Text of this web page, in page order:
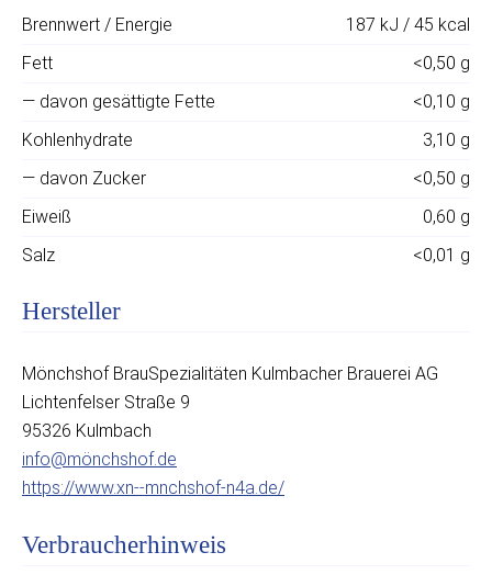
Brennwert / Energie
187 kJ / 45 kcal
Fett
<0,50 g
— davon gesättigte Fette
<0,10 g
Kohlenhydrate
3,10 g
— davon Zucker
<0,50 g
Eiweiß
0,60 g
Salz
<0,01 g
Hersteller
Mönchshof BrauSpezialitäten Kulmbacher Brauerei AG
Lichtenfelser Straße 9
95326 Kulmbach
info@mönchshof.de
https://www.xn--mnchshof-n4a.de/
Verbraucherhinweis